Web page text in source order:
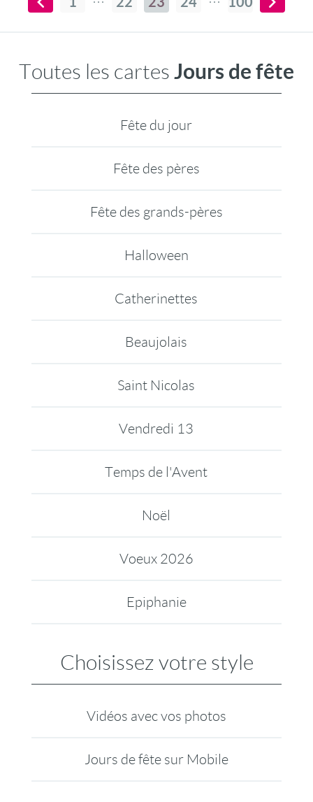
Toutes les cartes Jours de fête
Fête du jour
Fête des pères
Fête des grands-pères
Halloween
Catherinettes
Beaujolais
Saint Nicolas
Vendredi 13
Temps de l'Avent
Noël
Voeux 2026
Epiphanie
Choisissez votre style
Vidéos avec vos photos
Jours de fête sur Mobile